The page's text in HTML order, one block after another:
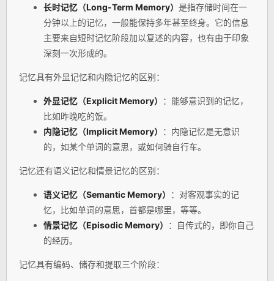
长时记忆（Long-Term Memory） 是指存储时间在一
分钟以上的记忆，一般能保持多年甚至终身。它的信息
主要来自短时记忆阶段加以复述的内容，也有由于印象
深刻一次形成的。
记忆具有外显记忆和内隐记忆的区别：
外显记忆（Explicit Memory）
：能够意识到的记忆，
比如昨晚吃的饭。
内隐记忆（Implicit Memory）
：内隐记忆是无意识
的，如某个单词的意思，或如何骑自行车。
记忆还有语义记忆和情景记忆的区别：
语义记忆（Semantic Memory）
：对客观事实的记
忆，比如单词的意思，首都是哪里，等等。
情景记忆（Episodic Memory）
：自传式的，即你自己
的经历。
记忆具有编码、储存和提取三个阶段：